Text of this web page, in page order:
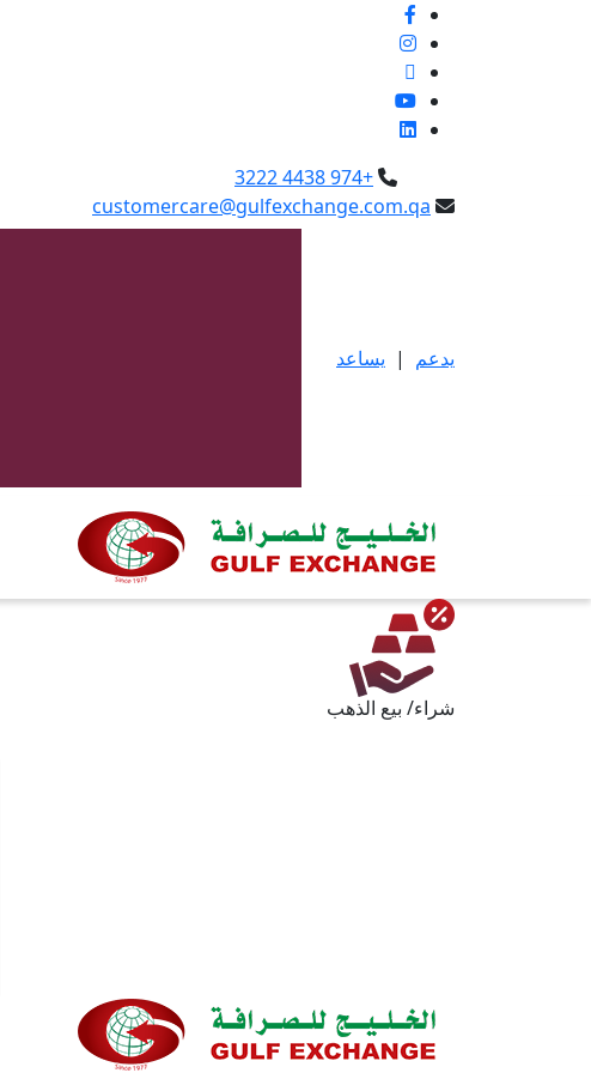
+974 4438 3222
customercare@gulfexchange.com.qa
يدعم | يساعد
شراء/ بيع الذهب